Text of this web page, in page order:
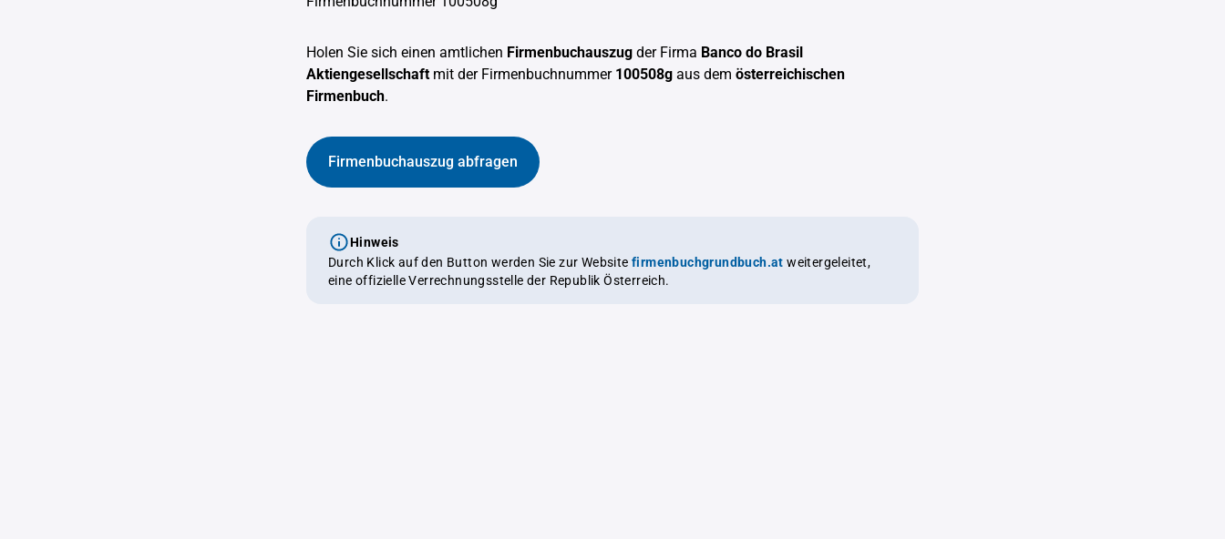
Holen Sie sich einen amtlichen Firmenbuchauszug der Firma Banco do Brasil
Aktiengesellschaftmit der Firmenbuchnummer 100508g aus dem österreichischen
Firmenbuch.
Firmenbuchauszug abfragen
Hinweis
Durch Klick auf den Button werden Sie zur Website firmenbuchgrundbuch.at weitergeleitet,
eine offizielle Verrechnungsstelle der Republik Österreich.